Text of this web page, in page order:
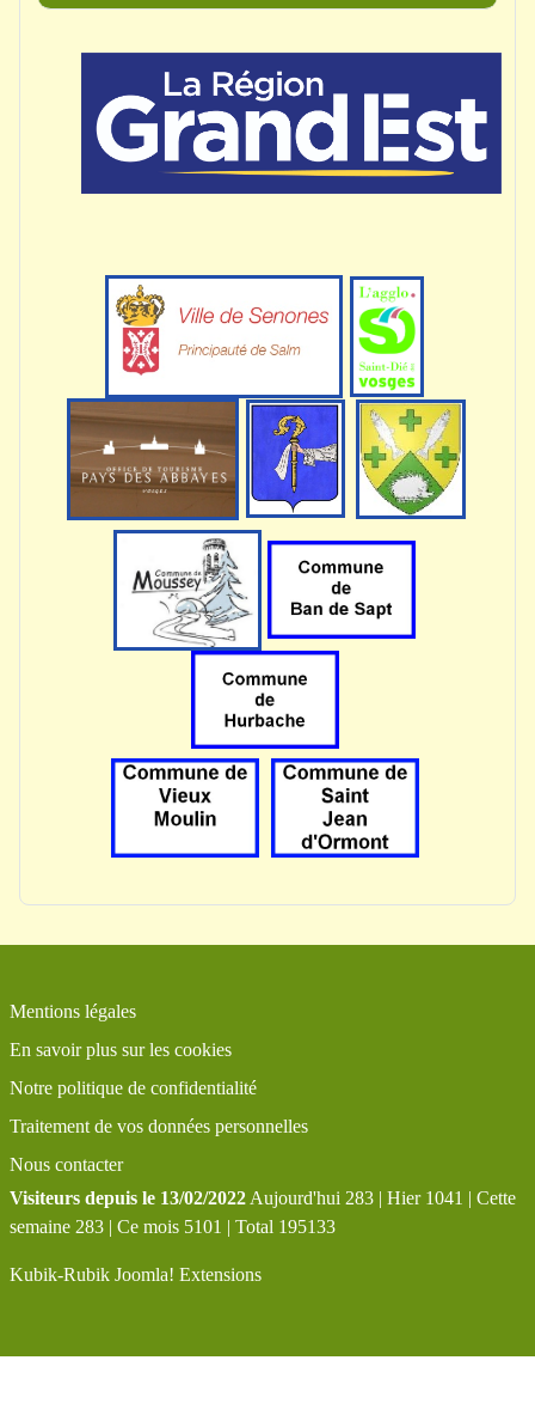
Mentions légales
En savoir plus sur les cookies
Notre politique de confidentialité
Traitement de vos données personnelles
Nous contacter
Visiteurs depuis le 13/02/2022 Aujourd'hui 283 | Hier 1041 | Cette
semaine 283 | Ce mois 5101 | Total 195133
Kubik-Rubik Joomla! Extensions